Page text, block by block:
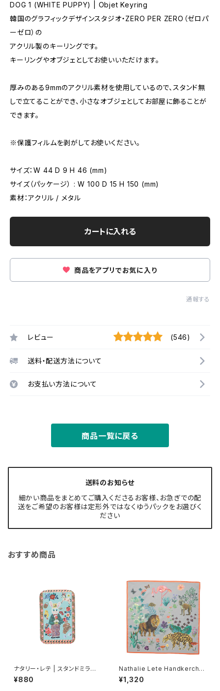
DOG 1 (WHITE PUPPY) | Objet Keyring
韓国のグラフィックデザインスタジオ・ZERO PER ZERO（ゼロパ
ーゼロ）の
アクリル製のキーリングです。
キーリングやオブジェとしてお使いいただけます。
厚みのある9mmのアクリル素材を使用しているので、スタンド無
しで立てることができ、小さなオブジェとしてお部屋に飾ることが
できます。
※保護フィルムを剥がしてお使いください。
サイズ：W 44 D 9 H 46 (mm)
サイズ（パッケージ） : W 100 D 15 H 150 (mm)
素材：アクリル / メタル
カートに入れる
商品をアプリでお気に入り
通報する
レビュー (546)
送料・配送方法について
お支払い方法について
商品一覧に戻る
送料のお知らせ
細かい商品をまとめてご購入くださるお客様、お急ぎでの配
送をご希望のお客様は定形外ではなくゆうパックをお選びく
ださい
おすすめ商品
ナタリー・レテ | スタンドミラー
S 庭師ウサギ | Stand Mirror
S Gardener rabbit
¥880
Nathalie Lete Handkerchie
f Jungle-Gray
¥1,320